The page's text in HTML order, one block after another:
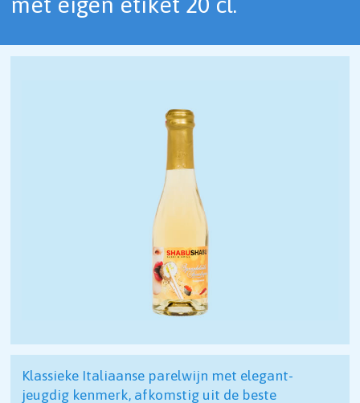
NL/DE/EN
Klassieke Italiaanse parelwijn met elegant-
jeugdig kenmerk, afkomstig uit de beste